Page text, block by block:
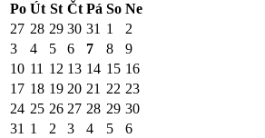
Po Út St Čt Pá So Ne
27 28 29 30 31 1
2
3
4 5 6 7 8
9
10 11 12 13 14 15 16
17 18 19 20 21 22 23
24 25 26 27 28 29 30
31 1 2 3 4 5 6